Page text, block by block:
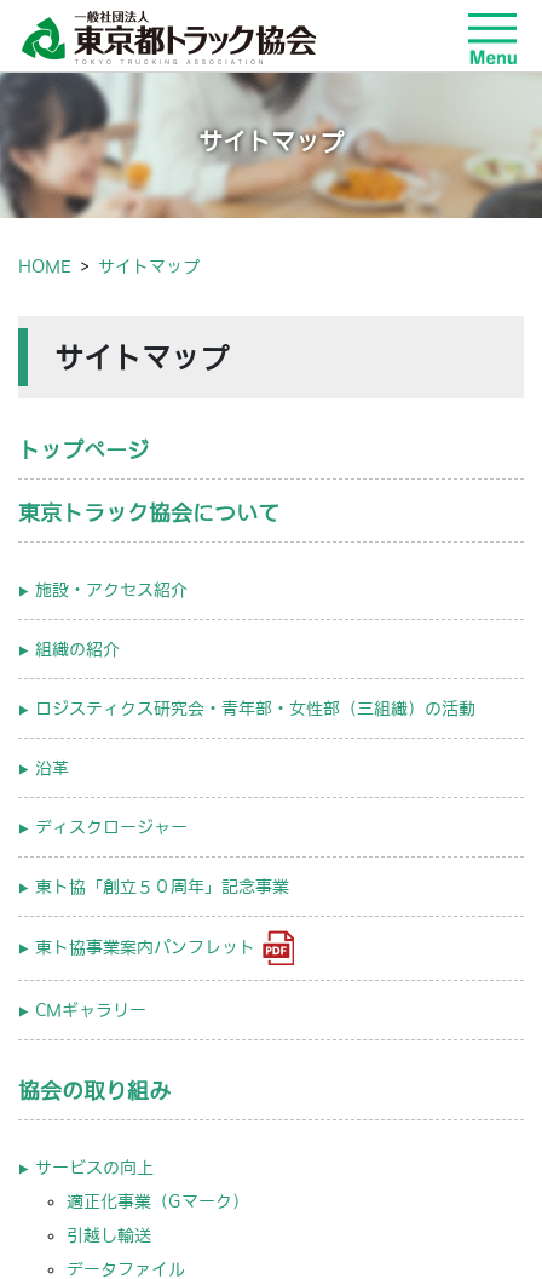
サイトマップ
HOME サイトマップ
サイトマップ
トップページ
東京トラック協会について
施設・アクセス紹介
組織の紹介
ロジスティクス研究会・青年部・女性部（三組織）の活動
沿革
ディスクロージャー
東ト協「創立５０周年」記念事業
東ト協事業案内パンフレット
CMギャラリー
協会の取り組み
サービスの向上
適正化事業（Gマーク）
引越し輸送
データファイル